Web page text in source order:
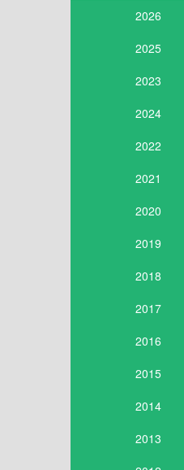
2026
2025
2023
2024
2022
2021
2020
2019
2018
2017
2016
2015
2014
2013